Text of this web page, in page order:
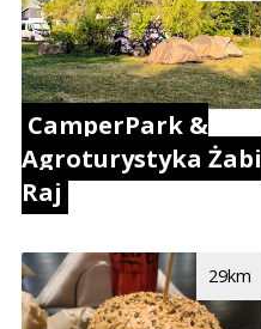
CamperPark &
Agroturystyka Żabi
Raj
29km